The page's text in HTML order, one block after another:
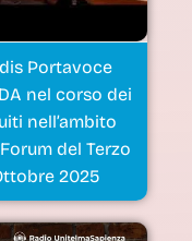
Portavoce
nel corso dei
nell’ambito
del Terzo
2025